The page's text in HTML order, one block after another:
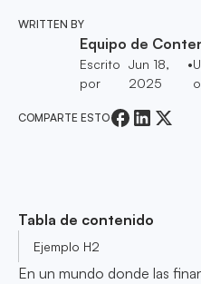
WRITTEN BY
Equipo de
Escrito
por
Jun 18,
2025
•
COMPARTE ESTO
Tabla de contenido
Ejemplo H2
En un mundo donde las